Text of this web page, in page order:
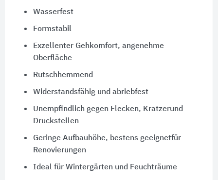
Wasserfest
Formstabil
Exzellenter Gehkomfort, angenehme
Oberfläche
Rutschhemmend
Widerstandsfähig und abriebfest
Unempfindlich gegen Flecken, Kratzerund
Druckstellen
Geringe Aufbauhöhe, bestens geeignetfür
Renovierungen
Ideal für Wintergärten und Feuchträume